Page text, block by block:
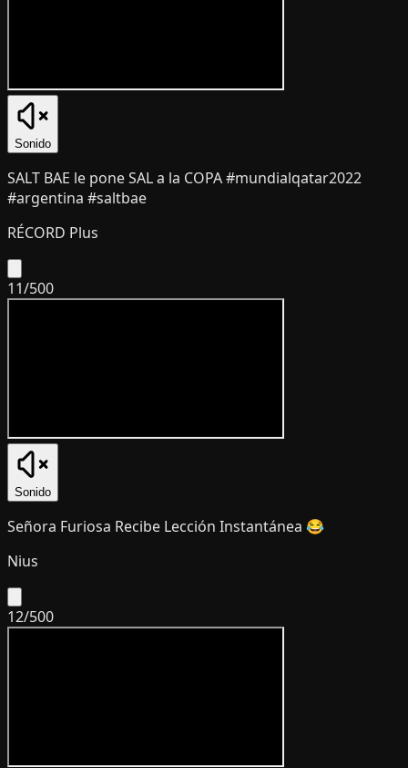
Sonido
SALT BAE le pone SAL a la COPA #mundialqatar2022
#argentina #saltbae
RÉCORD Plus
11/500
Sonido
Señora Furiosa Recibe Lección Instantánea 😂
Nius
12/500